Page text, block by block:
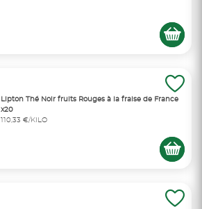
Lipton Thé Noir fruits Rouges à la fraise de France
x20
110,33 €/KILO